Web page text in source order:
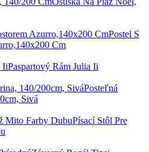
Postel S
Cm
Paspartový Rám Julia Ii
Posteľná
Sivá
Písací Stôl Pre